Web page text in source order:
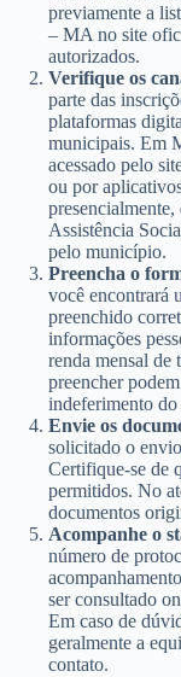
previamente a
– MA no site
autorizados.
Verifique os
parte das
plataformas
municipais. Em
acessado pelo
ou por
Assistência
pelo município.
Preencha o
você encontrará
preenchido
informações
renda mensal de
preencher
indeferimento do
Envie os
solicitado o
Certifique-se de
permitidos. No
documentos
Acompanhe o
número de
ser consultado
Em caso de
geralmente a
contato.